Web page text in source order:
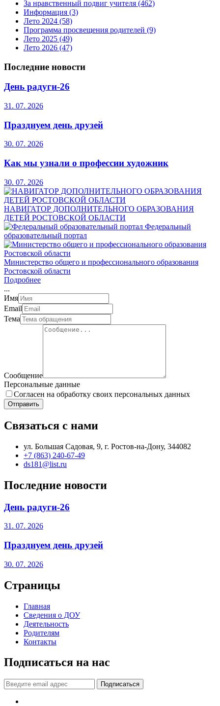
За нравственный подвиг учителя (462)
Информация (3)
Лето 2024 (58)
Программа просвещения родителей (9)
Лето 2025 (49)
Лето 2026 (47)
Последние новости
День радуги-26
31. 07. 2026
Празднуем день друзей
30. 07. 2026
Как мы узнали о профессии художник
30. 07. 2026
НАВИГАТОР ДОПОЛНИТЕЛЬНОГО ОБРАЗОВАНИЯ
ДЕТЕЙ РОСТОВСКОЙ ОБЛАСТИ
Федеральный
образовательный портал
Министерство общего и профессионального образования
Ростовской области
Подробнее
...
Имя
Email
Тема
Сообщение
Персональные данные
Согласен на обработку своих персональных данных
Отправить
Связаться с нами
ул. Большая Садовая, 9, г. Ростов-на-Дону, 344082
+7 (863) 240-67-49
ds181@list.ru
Последние новости
День радуги-26
31. 07. 2026
Празднуем день друзей
30. 07. 2026
Страницы
Главная
Сведения о ДОУ
Деятельность
Родителям
Контакты
Подписаться на нас